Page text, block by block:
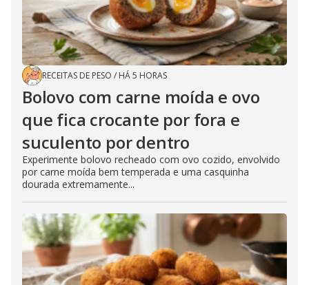
RECEITAS DE PESO / HÁ 5 HORAS
Bolovo com carne moída e ovo
que fica crocante por fora e
suculento por dentro
Experimente bolovo recheado com ovo cozido, envolvido
por carne moída bem temperada e uma casquinha
dourada extremamente...